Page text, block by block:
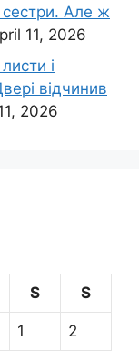
сестри. Але ж
11, 2026
і
відчинив
2026
S S
1 2